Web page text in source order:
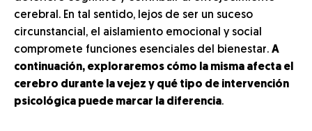
cerebral. En tal sentido, lejos de ser un suceso
circunstancial, el aislamiento emocional y social
compromete funciones esenciales del bienestar. A
continuación, exploraremos cómo la misma afecta el
cerebro durante la vejez y qué tipo de intervención
psicológica puede marcar la diferencia.